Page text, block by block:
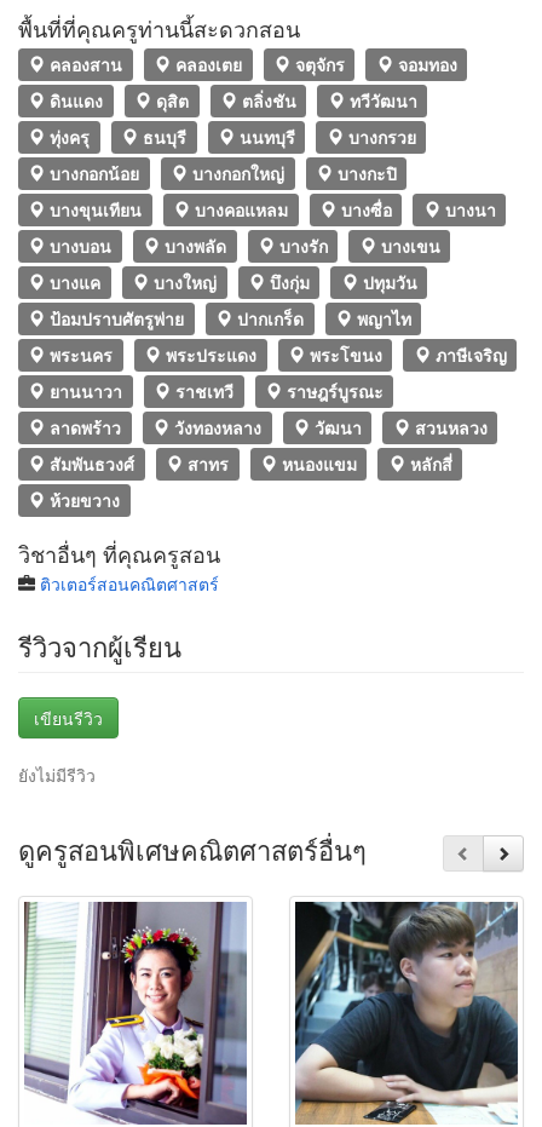
พื้นที่ที่คุณครูท่านนี้สะดวกสอน
คลองสาน คลองเตย จตุจักร
จอมทอง
ดินแดง
ดุสิต ตลิ่งชัน
ทวีวัฒนา
ทุ่งครุ
ธนบุรี นนทบุรี
บางกรวย
บางกอกน้อย
บางกอกใหญ่
บางกะปิ
บางขุนเทียน
บางคอแหลม บางซื่อ
บางนา
บางบอน
บางพลัด บางรัก
บางเขน
บางแค
บางใหญ่ บึงกุ่ม
ปทุมวัน
ป้อมปราบศัตรูพ่าย
ปากเกร็ด
พญาไท
พระนคร
พระประแดง พระโขนง
ภาษีเจริญ
ยานนาวา
ราชเทวี
ราษฎร์บูรณะ
ลาดพร้าว
วังทองหลาง วัฒนา
สวนหลวง
สัมพันธวงศ์
สาทร หนองแขม
หลักสี่
ห้วยขวาง
วิชาอื่นๆ ที่คุณครูสอน
ติวเตอร์สอนคณิตศาสตร์
รีวิวจากผู้เรียน
เขียนรีวิว
ยังไม่มีรีวิว
ดูครูสอนพิเศษคณิตศาสตร์อื่นๆ